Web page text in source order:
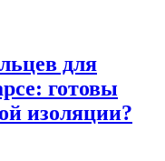
для
готовы
изоляции?